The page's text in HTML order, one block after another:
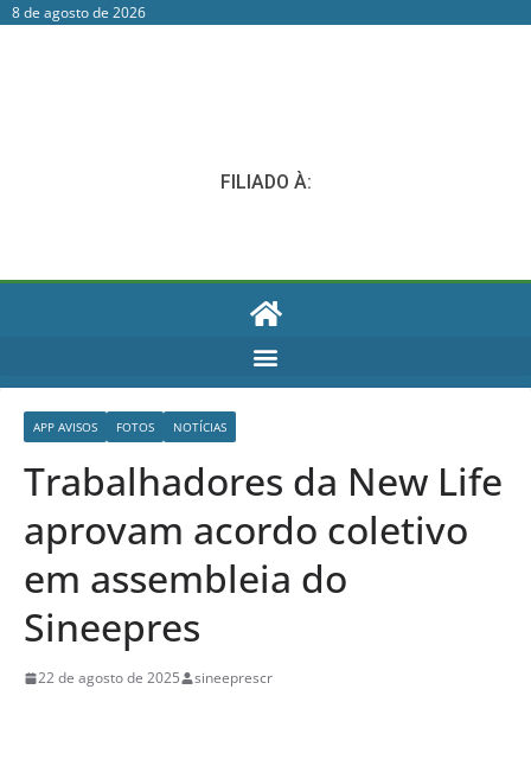
8 de agosto de 2026
FILIADO À:
APP AVISOS FOTOS NOTÍCIAS
Trabalhadores da New Life
aprovam acordo coletivo
em assembleia do
Sineepres
22 de agosto de 2025 sineeprescr